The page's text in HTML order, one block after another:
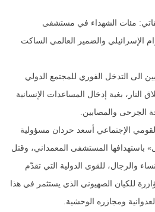
مئات الشهداء في مستشفى
الإسرائيلي والضمير العالمي الساكت
الى التدخل الفوري للمجتمع الدولي
النار، بغية إدخال المساعدات الإنسانية
الجرحى والمصابين.
الإجتماعي أسعد حردان مسؤولية
باستهدافها المستشفى المعمداني، وقتل
والرجال، للقوى الدولية التي تقدّم
للكيان الصهيوني الذي يستثمر في هذا
ومجازره الوحشية.